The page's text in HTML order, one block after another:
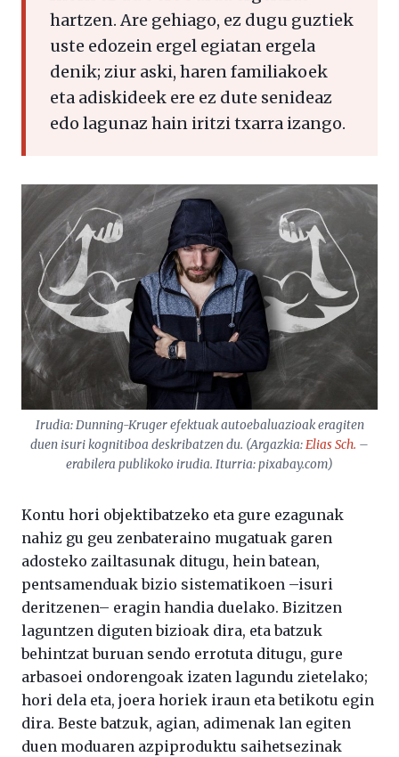
hartzen. Are gehiago, ez dugu guztiek
uste edozein ergel egiatan ergela
denik; ziur aski, haren familiakoek
eta adiskideek ere ez dute senideaz
edo lagunaz hain iritzi txarra izango.
Irudia: Dunning-Kruger efektuak autoebaluazioak eragiten
duen isuri kognitiboa deskribatzen du. (Argazkia:Elias Sch. –
erabilera publikoko irudia. Iturria: pixabay.com)
Kontu hori objektibatzeko eta gure ezagunak
nahiz gu geu zenbateraino mugatuak garen
adosteko zailtasunak ditugu, hein batean,
pentsamenduak bizio sistematikoen –isuri
deritzenen– eragin handia duelako. Bizitzen
laguntzen diguten bizioak dira, eta batzuk
behintzat buruan sendo errotuta ditugu, gure
arbasoei ondorengoak izaten lagundu zietelako;
hori dela eta, joera horiek iraun eta betikotu egin
dira. Beste batzuk, agian, adimenak lan egiten
duen moduaren azpiproduktu saihetsezinak